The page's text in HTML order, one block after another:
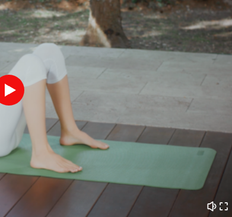
Ohjaajan ääni
sielun lento 01:44
sisäinen rauha 01:27
01:34
metsän viileys 05:00
kesäsade
vuoren hiljaisuus 02:00
merituuli 02:00
tuulen ääni 02:00
02:00